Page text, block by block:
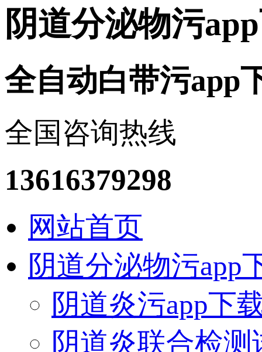
阴道分泌物污
全自动白带污app
全国咨询热线
13616379298
网站首页
阴道分泌物污app
阴道炎污app下
阴道炎联合检测